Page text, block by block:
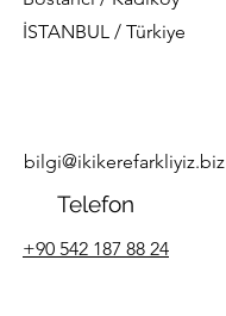
İSTANBUL / Türkiye
bilgi@ikikerefarkliyiz.biz
Telefon
+90 542 187 88 24